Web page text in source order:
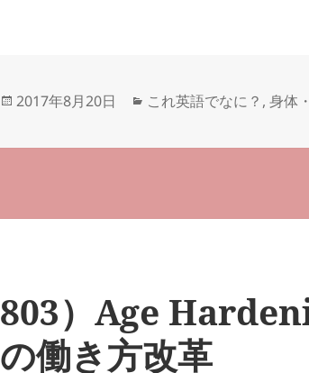
投
日:
2017年8月20日
カ
ゴ
これ英語でなに？ ,身体
803）Age
の働き方改革